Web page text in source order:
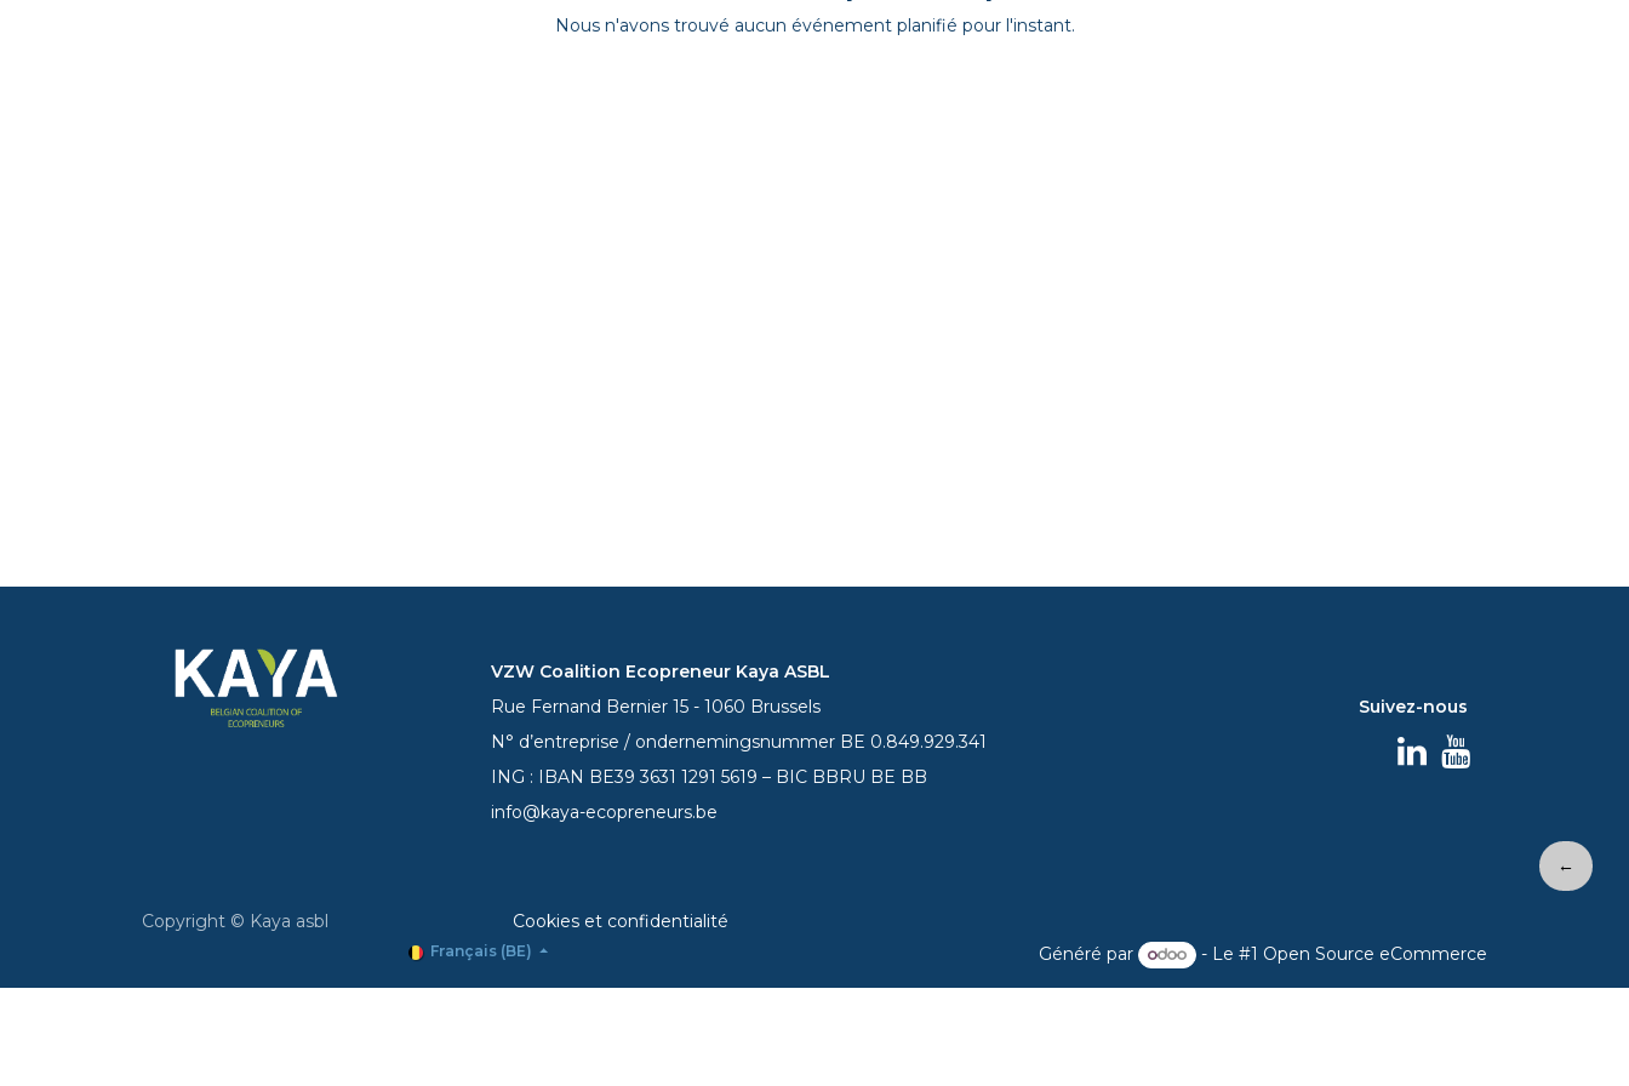
Nous n'avons trouvé aucun événement planifié pour l'instant.
Suivez-nous
←
VZW Coalition Ecopreneur Kaya ASBL
Rue Fernand Bernier 15 - 1060 Brussels
N° d’entreprise / ondernemingsnummer BE 0.849.929.341
ING : IBAN BE393631 1291 5619 – BIC BBRU BE BB
info@kaya-ecopreneurs.be
Copyright © Kaya asbl Cookies et confidentialité
Français (BE) Généré par - Le #1 Open Source eCommerce